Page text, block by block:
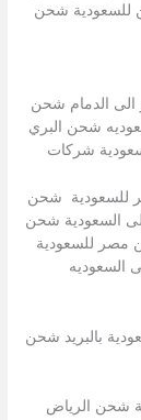
للسعودية شحن
الدمام شحن
شحن البري
شركات
للسعودية شحن
السعودية شحن
مصر للسعودية
السعوديه
بالبريد شحن
شحن الرياض